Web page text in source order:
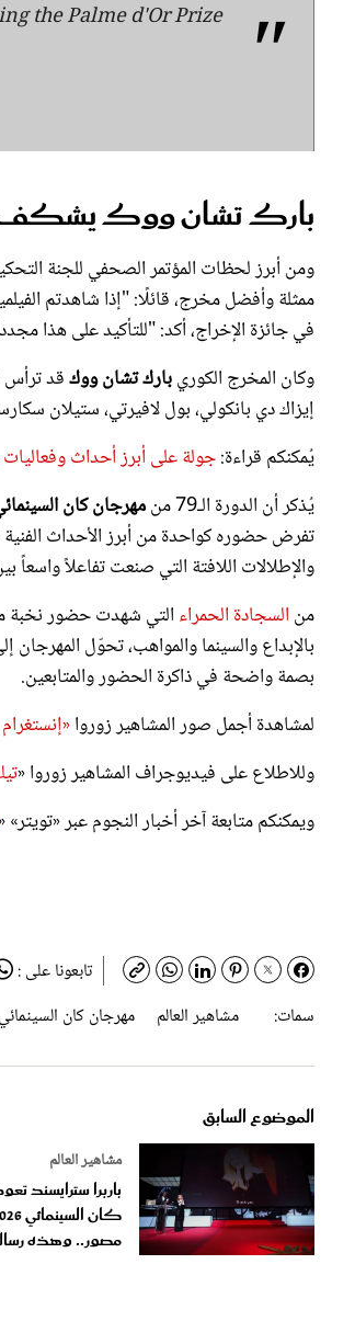
the Palme d'Or Prize
بارك تشان ووك يشكف
ومن أبرز لحظات المؤتمر الصحفي للجنة
ممثلة وأفضل مخرج، قائلًا: "إذا شاهدتم
في جائزة الإخراج، أكد: "للتأكيد على هذا
وكان المخرج الكوريبارك تشان ووكقد ترأس
إيزاك دي بانكولي، بول لافيرتي، ستيلان
يُمكنكم قراءة:جولة على أبرز أحداث وفعاليات مهرجان كان
يُذكر أن الدورة الـ79 من
مهرجان كان
تفرض حضوره كواحدة من أبرز الأحداث الفنية
والإطلالات اللافتة التي صنعت تفاعلاً واسعاً
من السجادة الحمراء التي شهدت حضور نخبة من
بالإبداع والسينما والمواهب، تحوّل
بصمة واضحة في ذاكرة الحضور والمتابعين.
لمشاهدة أجمل صور المشاهير زوروا
وللاطلاع على فيديوجراف المشاهير زوروا «
ويمكنكم متابعة آخر أخبار النجوم عبر «تويتر»
تابعونا على :
سمات:
مشاهير العالم مهرجان كان السينمائي 2026
الموضوع السابق
مشاهير العالم
باربرا سترايسند
مصور.. وهذه